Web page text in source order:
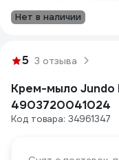
Нет в наличии
5 3 отзыва
Крем-мыло Jundo
4903720041024
Код товара: 34961347